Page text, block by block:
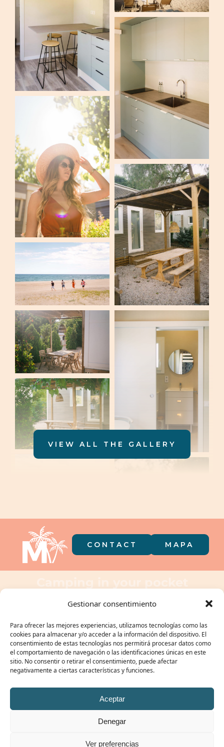
Gestionar consentimiento
Para ofrecer las mejores experiencias, utilizamos tecnologías como las
cookies para almacenar y/o acceder a la información del dispositivo. El
consentimiento de estas tecnologías nos permitirá procesar datos como
el comportamiento de navegación o las identificaciones únicas en este
sitio. No consentir o retirar el consentimiento, puede afectar
negativamente a ciertas características y funciones.
Aceptar
Denegar
Ver preferencias
VIEW ALL THE GALLERY
CONTACT MAPA
OUR GROUP:
COOKIE POLICY|LEGAL NOTICE/ #ibelongtomiramar